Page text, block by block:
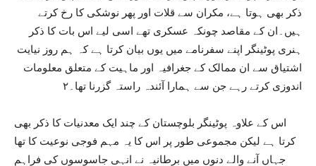
ذکر بھی ہوتا ہے، مکران سے قلات اور پھر نوشکی کا رخ کرتے
ہیں۔ان کے مقاصد چونکہ عسکری تھے اسی لیے اس بات کا ذکر
ہنری پوٹینگر اپنے سفرنامے میں یوں بیان کرتا ہے کہ ہم روز نیایت
اشتیاق سے ان ممالک کے جغرافیہ اور ماہیت کے متعلق معلومات
اندوزی کرتے رہے جن سے ہمارا آئندہ راستہ گزرنا تھا۔۲
اس کے علاوہ پوٹینگر بلوچستان کے چند ایک معدنیات کا ذکر بھی
کرتا ہے لیکن مجموعی طور پر اس کا یہ مہم فوجی نوعیت کا تھا
جہاں آنے والے دنوں میں برطانیہ نے انہی جاسوسوں کی فراہم